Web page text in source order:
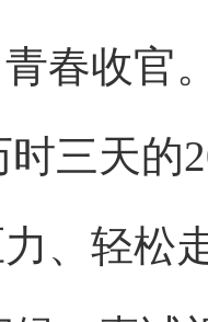
春收官
三天的
、轻松